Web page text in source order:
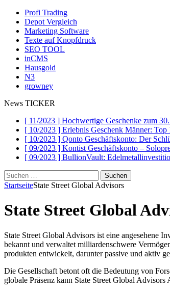
Profi Trading
Depot Vergleich
Marketing Software
Texte auf Knopfdruck
SEO TOOL
inCMS
Hausgold
N3
growney
News TICKER
[ 11/2023 ] Hochwertige Geschenke zum
[ 10/2023 ] Erlebnis Geschenk Männer:
[ 10/2023 ] Qonto Geschäftskonto: Der
[ 09/2023 ] Kontist Geschäftskonto –
[ 09/2023 ] BullionVault:
Suchen
nach:
StartseiteState Street Global Advisors
State Street Global
State Street Global Advisors ist eine angesehene
bekannt und verwaltet milliardenschwere
produkten entwickelt, darunter passive und aktiv
Die Gesellschaft betont oft die Bedeutung von
globale Präsenz kann State Street Global